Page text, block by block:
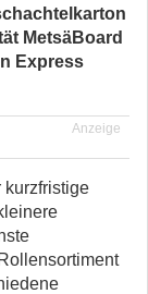
MetsäBoard
Express
Anzeige
kurzfristige